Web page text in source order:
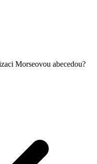
Morseovou abecedou?